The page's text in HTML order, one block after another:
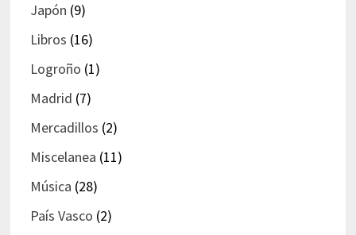
Japón (9)
Libros (16)
Logroño (1)
Madrid (7)
Mercadillos (2)
Miscelanea (11)
Música (28)
País Vasco (2)